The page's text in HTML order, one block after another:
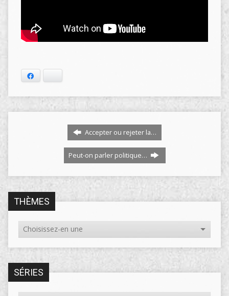
Accepter ou rejeter la…
Peut-on parler politique…
THÈMES
SÉRIES